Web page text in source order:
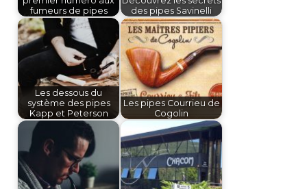
fumeurs de pipes
des pipes Savinelli
Les dessous du
système des pipes
Kapp et Peterson
Les pipes Courrieu de
Cogolin